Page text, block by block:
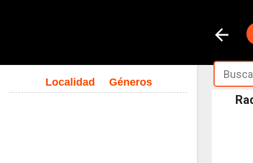
Localidad Géneros